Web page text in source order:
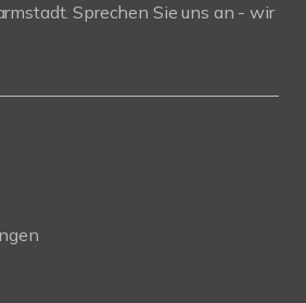
Sprechen Sie uns an - wir